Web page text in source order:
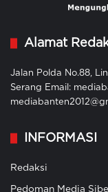
Alamat
Jalan Polda No.88,
Serang Email:
INFORMASI
Redaksi
Pedoman Media